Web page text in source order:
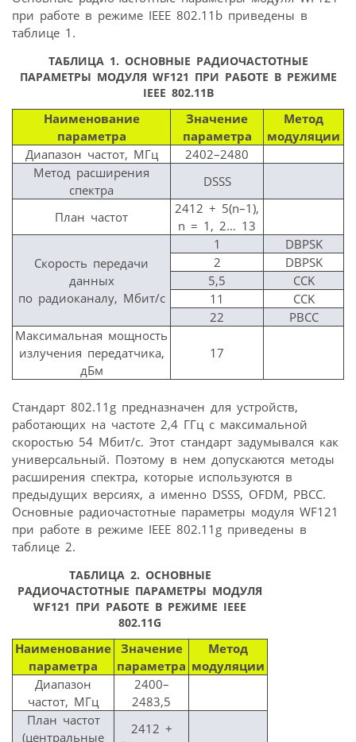
при работе в режиме IEEE 802.11b приведены в
таблице 1.
ТАБЛИЦА 1. ОСНОВНЫЕ РАДИОЧАСТОТНЫЕ
ПАРАМЕТРЫ МОДУЛЯ WF121 ПРИ РАБОТЕ В РЕЖИМЕ
IEEE 802.11B
Наименование
параметра
Значение
параметра
Метод
модуляции
Диапазон частот, МГц
2402–2480
Метод расширения
спектра
DSSS
План частот
2412 + 5(n–1),
n = 1, 2… 13
Скорость передачи
данных
по радиоканалу, Мбит/с
1
DBPSK
2
DBPSK
5,5
CCK
11
CCK
22
PBCC
Максимальная мощность
излучения передатчика,
дБм
17
Стандарт 802.11g предназначен для устройств,
работающих на частоте 2,4 ГГц с максимальной
скоростью 54 Мбит/с. Этот стандарт задумывался как
универсальный. Поэтому в нем допускаются методы
расширения спектра, которые используются в
предыдущих версиях, а именно DSSS, OFDM, PBCC.
Основные радиочастотные параметры модуля WF121
при работе в режиме IEEE 802.11g приведены в
таблице 2.
ТАБЛИЦА 2. ОСНОВНЫЕ
РАДИОЧАСТОТНЫЕ ПАРАМЕТРЫ МОДУЛЯ
WF121 ПРИ РАБОТЕ В РЕЖИМЕ IEEE
802.11G
Наименование
параметра
Значение
параметра
Метод
модуляции
Диапазон
частот, МГц
2400–
2483,5
План частот
(центральные
2412 +